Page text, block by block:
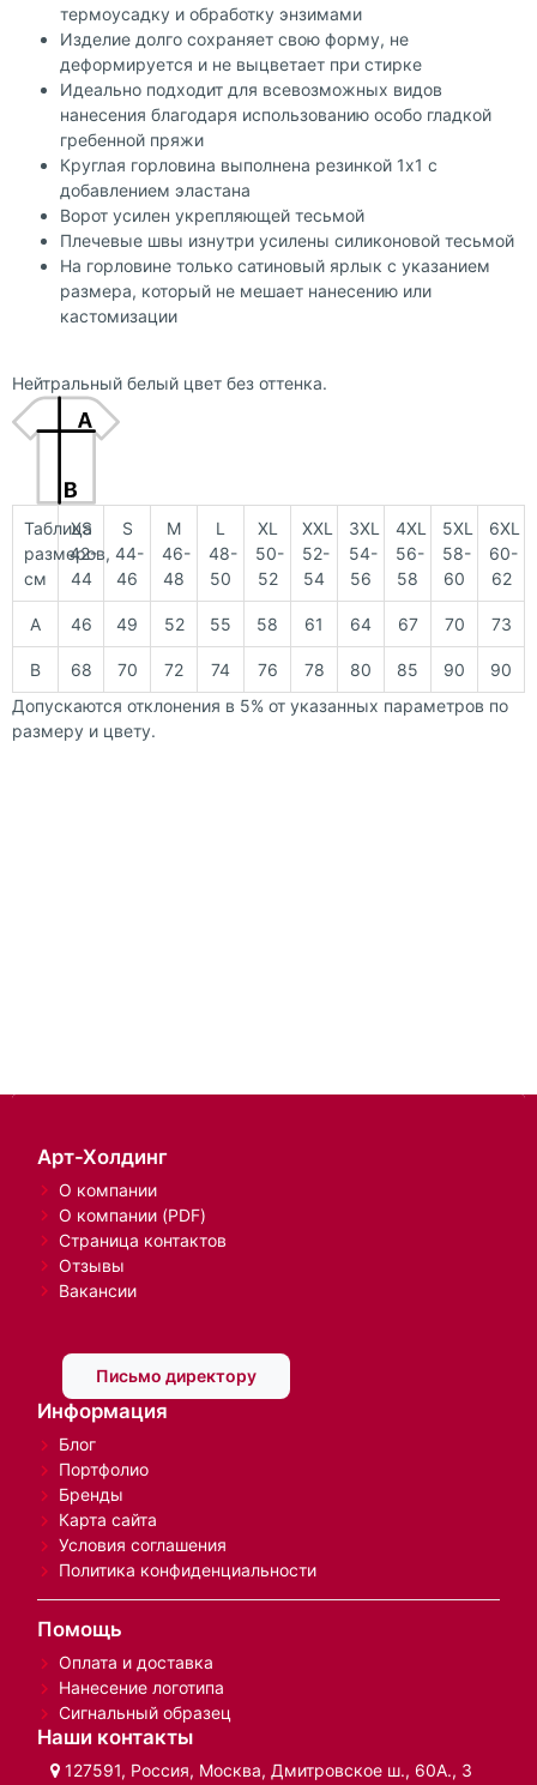
термоусадку и обработку энзимами
Изделие долго сохраняет свою форму, не
деформируется и не выцветает при стирке
Идеально подходит для всевозможных видов
нанесения благодаря использованию особо гладкой
гребенной пряжи
Круглая горловина выполнена резинкой 1x1 с
добавлением эластана
Ворот усилен укрепляющей тесьмой
Плечевые швы изнутри усилены силиконовой тесьмой
На горловине только сатиновый ярлык с указанием
размера, который не мешает нанесению или
кастомизации
Нейтральный белый цвет без оттенка.
Таблица
размеров,
см
XS
42-
44
S
44-
46
M
46-
48
L
48-
50
XL
50-
52
XXL
52-
54
3XL
54-
56
4XL
56-
58
5XL
58-
60
6XL
60-
62
A 46 49 52 55 58 61 64 67 70 73
B 68 70 72 74 76 78 80 85 90
90
Допускаются отклонения в 5% от указанных параметров по
размеру и цвету.
Арт-Холдинг
О компании
О компании (PDF)
Страница контактов
Отзывы
Вакансии
Письмо директору
Информация
Блог
Портфолио
Бренды
Карта сайта
Условия соглашения
Политика конфиденциальности
Помощь
Оплата и доставка
Нанесение логотипа
Сигнальный образец
Наши контакты
127591, Россия, Москва, Дмитровское ш., 60А., 3